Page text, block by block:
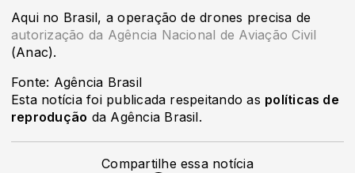
Aqui no Brasil, a operação de drones precisa de
autorização da Agência Nacional de Aviação Civil
(Anac).
Fonte: Agência Brasil
Esta notícia foi publicada respeitando as políticas de
reprodução da Agência Brasil.
Compartilhe essa notícia